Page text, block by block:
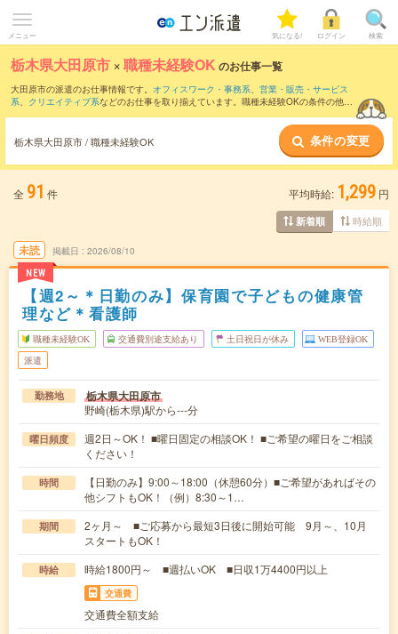
メニュー 気になる! ログイン 検索
栃木県大田原市 ×職種未経験OK のお仕事一覧
大田原市の派遣のお仕事情報です。 オフィスワーク・事務系、 営業・販売・サービス
系、 クリエイティブ系などのお仕事を取り揃えています。職種未経験OKの条件の他
栃木県大田原市 / 職種未経験OK 条件の変更
全 91 件 平均時給: 1,299 円
新着順 時給順
未読
NEW
掲載日 2026/08/10
【週2～＊日勤のみ】保育園で子どもの健康管
理など＊看護師
職種未経験OK 交通費別途支給あり 土日祝日が休み WEB登録OK
派遣
勤務地 栃木県大田原市
野崎(栃木県)駅から---分
曜日頻度
週2日～OK！ ■曜日固定の相談OK！ ■ご希望の曜日をご相談
ください！
時間
【日勤のみ】9:00～18:00（休憩60分）■ご希望があればその
他シフトもOK！（例）8:30～1…
期間
2ヶ月～ ■ご応募から最短3日後に開始可能 9月～、10月
スタートもOK！
時給 時給1800円～ ■週払いOK ■日収1万4400円以上
交通費
交通費全額支給